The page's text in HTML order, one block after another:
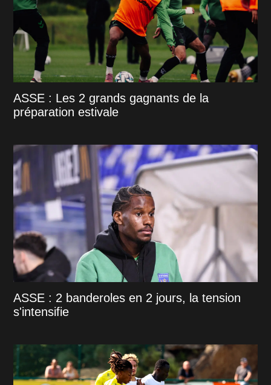
ASSE : Les 2 grands gagnants de la
préparation estivale
ASSE : 2 banderoles en 2 jours, la tension
s'intensifie